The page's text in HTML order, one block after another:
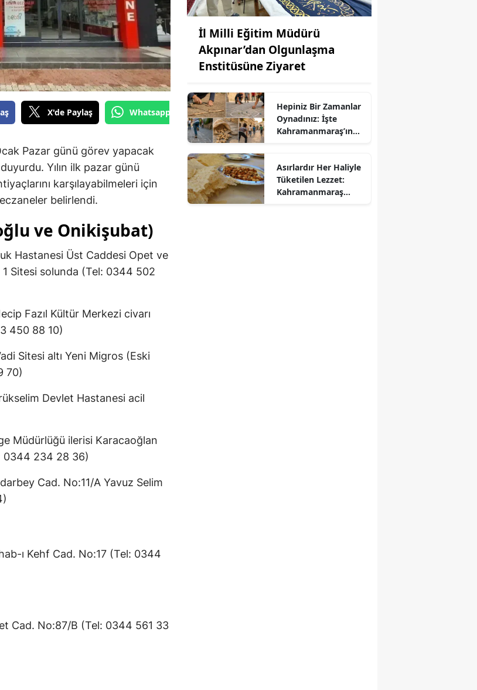
X'de Paylaş Whatsapp'tan Gönder
Pazar günü görev yapacak
Yılın ilk pazar günü
karşılayabilmeleri için
belirlendi.
ve Onikişubat)
Hastanesi Üst Caddesi Opet ve
1 Sitesi solunda (Tel: 0344 502
Fazıl Kültür Merkezi civarı
450 88 10)
Sitesi altı Yeni Migros (Eski
70)
Devlet Hastanesi acil
Müdürlüğü ilerisi Karacaoğlan
0344 234 28 36)
Cad. No:11/A Yavuz Selim
ı Kehf Cad. No:17 (Tel: 0344
Cad. No:87/B (Tel: 0344 561 33
İl Milli Eğitim Müdürü
Akpınar’dan Olgunlaşma
Enstitüsüne Ziyaret
Hepiniz Bir Zamanlar
Oynadınız: İşte
Kahramanmaraş’ın
Asırlardır Her Haliyle
Tüketilen Lezzet:
Kahramanmaraş